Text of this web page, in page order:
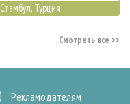
Стамбул, Турция
Смотреть все
Рекламодателям